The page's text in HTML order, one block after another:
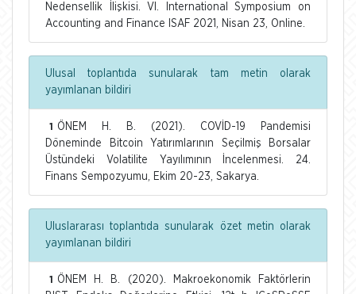
Nedensellik İlişkisi. VI. International Symposium on
Accounting and Finance ISAF 2021, Nisan 23, Online.
Ulusal toplantıda sunularak tam metin olarak
yayımlanan bildiri
1
ÖNEM H. B. (2021). COVİD-19 Pandemisi
Döneminde Bitcoin Yatırımlarının Seçilmiş Borsalar
Üstündeki Volatilite Yayılımının İncelenmesi. 24.
Finans Sempozyumu, Ekim 20-23, Sakarya.
Uluslararası toplantıda sunularak özet metin olarak
yayımlanan bildiri
1
ÖNEM H. B. (2020). Makroekonomik Faktörlerin